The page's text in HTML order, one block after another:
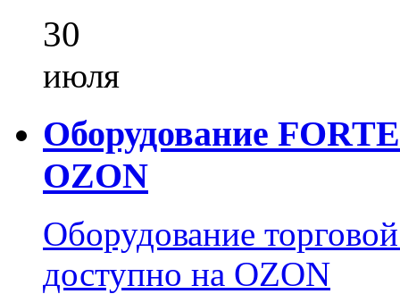
30
июля
Оборудование
OZON
Оборудование
доступно на OZON